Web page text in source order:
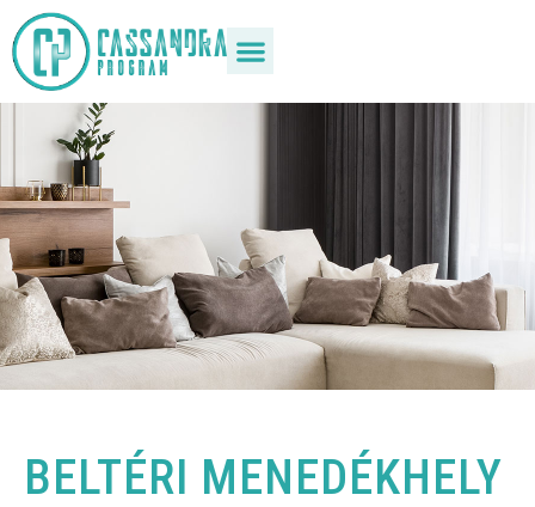
BELTÉRI MENEDÉKHELY